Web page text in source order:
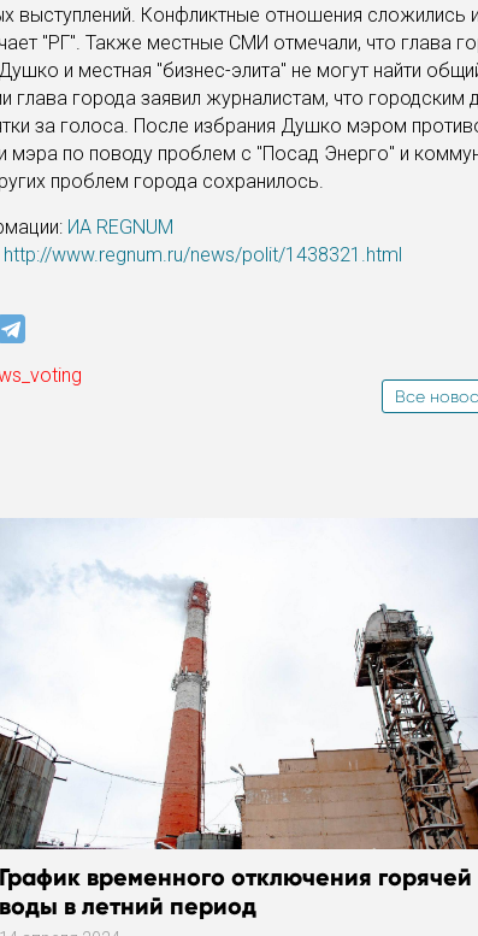
выступлений. Конфликтные отношения сложились
"РГ". Также местные СМИ отмечали, что глава
и местная "бизнес-элита" не могут найти
глава города заявил журналистам, что городским
за голоса. После избрания Душко мэром
мэра по поводу проблем с "Посад Энерго" и
проблем города сохранилось.
ИА REGNUM
http://www.regnum.ru/news/polit/1438321.html
Все
График временного отключения горячей
воды в летний период